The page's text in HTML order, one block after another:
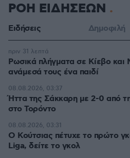
ΡΟΗ ΕΙΔΗΣΕΩΝ
Ειδήσεις Δημοφιλή
Ρωσικά πλήγματα σε Κίεβο και
ανάμεσά τους ένα παιδί
πριν 31 λεπτά
Ήττα της Σάκκαρη με 2-0 από
στο Τορόντο
08.08.2026, 03:37
Ο Κούτσιας πέτυχε το πρώτο
Liga, δείτε το γκολ
08.08.2026, 03:31